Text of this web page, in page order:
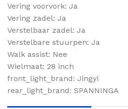
Vering voorvork: Ja
Vering zadel: Ja
Verstelbaar zadel: Ja
Verstelbare stuurpen: Ja
Walk assist: Nee
Wielmaat: 28 inch
front_light_brand: Jingyi
rear_light_brand: SPANNINGA